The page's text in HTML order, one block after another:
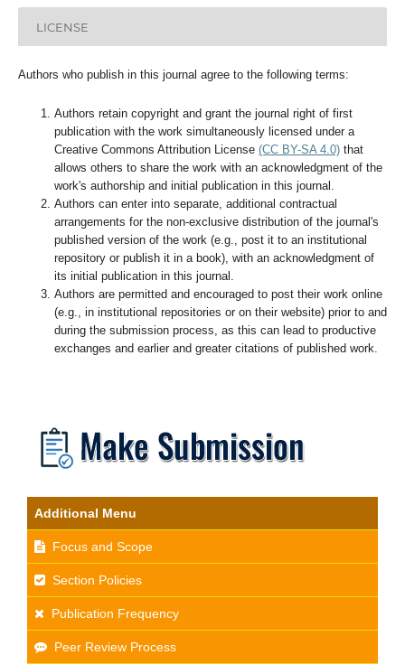
LICENSE
Authors who publish in this journal agree to the following terms:
Authors retain copyright and grant the journal right of first
publication with the work simultaneously licensed under a
Creative Commons Attribution License (CC BY-SA 4.0)that
allows others to share the work with an acknowledgment of the
work's authorship and initial publication in this journal.
Authors can enter into separate, additional contractual
arrangements for the non-exclusive distribution of the journal's
published version of the work (e.g., post it to an institutional
repository or publish it in a book), with an acknowledgment of
its initial publication in this journal.
Authors are permitted and encouraged to post their work online
(e.g., in institutional repositories or on their website) prior to and
during the submission process, as this can lead to productive
exchanges and earlier and greater citations of published work.
Additional Menu
Focus and Scope
Section Policies
Publication Frequency
Peer Review Process